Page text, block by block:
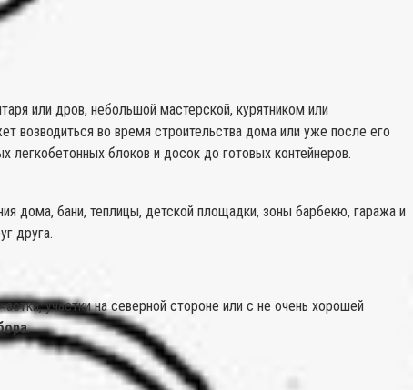
или дров, небольшой мастерской, курятником или
возводиться во время строительства дома или уже после его
блоков и досок до готовых контейнеров.
дома, бани, теплицы, детской площадки, зоны барбекю, гаража и
друга.
участки на северной стороне или с не очень хорошей
: